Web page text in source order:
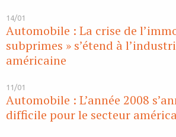
14/01
Automobile : La crise de
subprimes » s’étend à
américaine
11/01
Automobile : L’année 2008
difficile pour le secteur